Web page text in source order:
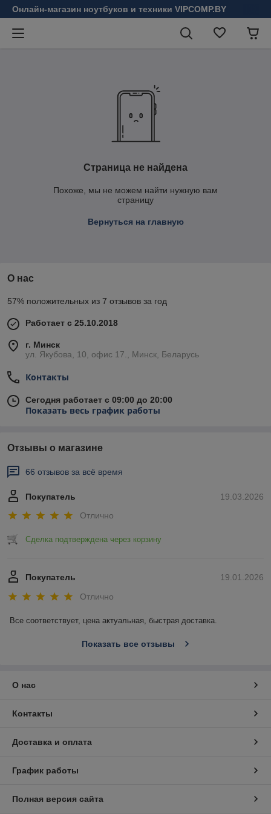
Онлайн-магазин ноутбуков и техники VIPCOMP.BY
Страница не найдена
Похоже, мы не можем найти нужную вам
страницу
Вернуться на главную
О нас
57% положительных из 7 отзывов за год
Работает с 25.10.2018
г. Минск
ул. Якубова, 10, офис 17., Минск, Беларусь
Контакты
Сегодня работает с 09:00 до 20:00
Показать весь график работы
Отзывы о магазине
66 отзывов за всё время
19.03.2026
Покупатель
Отлично
Сделка подтверждена через корзину
19.01.2026
Покупатель
Отлично
Все соответствует, цена актуальная, быстрая доставка.
Показать все отзывы
О нас
Контакты
Доставка и оплата
График работы
Полная версия сайта